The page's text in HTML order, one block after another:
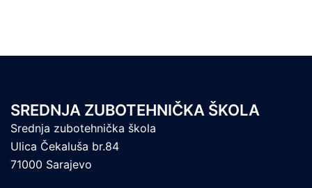
SREDNJA ZUBOTEHNIČKA ŠKOLA
Srednja zubotehnička škola
Ulica Čekaluša br.84
71000 Sarajevo